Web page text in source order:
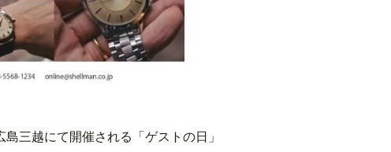
島三越にて開催される「ゲストの日」